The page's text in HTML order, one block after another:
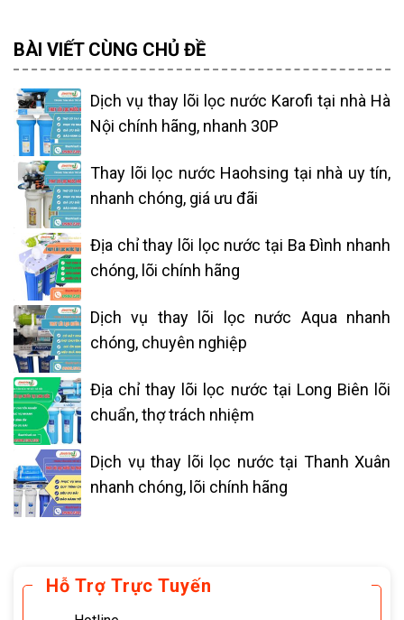
Hỗ Trợ Trực Tuyến
BÀI VIẾT CÙNG CHỦ ĐỀ
Dịch vụ thay lõi lọc nước Karofi tại nhà Hà
Nội chính hãng, nhanh 30P
Thay lõi lọc nước Haohsing tại nhà uy tín,
nhanh chóng, giá ưu đãi
Địa chỉ thay lõi lọc nước tại Ba Đình nhanh
chóng, lõi chính hãng
Dịch vụ thay lõi lọc nước Aqua nhanh
chóng, chuyên nghiệp
Địa chỉ thay lõi lọc nước tại Long Biên lõi
chuẩn, thợ trách nhiệm
Dịch vụ thay lõi lọc nước tại Thanh Xuân
nhanh chóng, lõi chính hãng